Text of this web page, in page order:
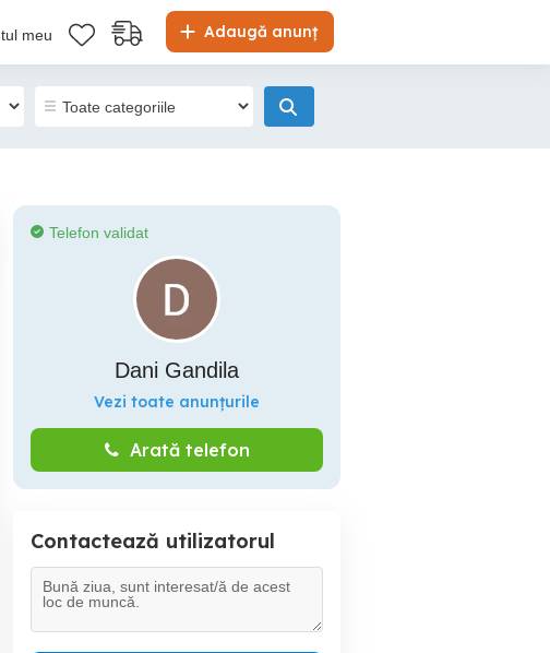
Adaugă anunț
meu
Telefon validat
Dani Gandila
Vezi toate anunțurile
Arată telefon
Contactează utilizatorul